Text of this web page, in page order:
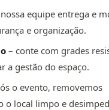
equipe entrega e
e organização.
– conte com grades
a gestão do espaço.
o evento, removemos
o local limpo e